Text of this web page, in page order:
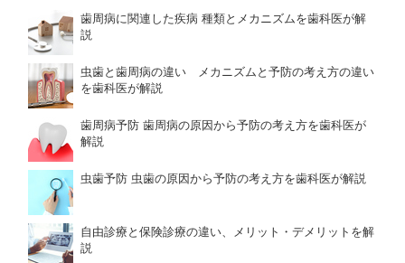
歯周病に関連した疾病 種類とメカニズムを歯科医が解
説
虫歯と歯周病の違い メカニズムと予防の考え方の違い
を歯科医が解説
歯周病予防 歯周病の原因から予防の考え方を歯科医が
解説
虫歯予防 虫歯の原因から予防の考え方を歯科医が解説
自由診療と保険診療の違い、メリット・デメリットを解
説